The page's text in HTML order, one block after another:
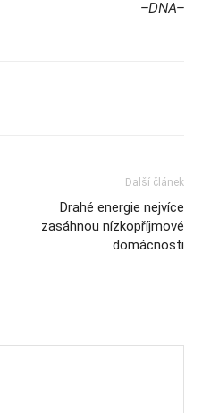
–DNA–
Další článek
Drahé energie nejvíce
zasáhnou nízkopříjmové
domácnosti